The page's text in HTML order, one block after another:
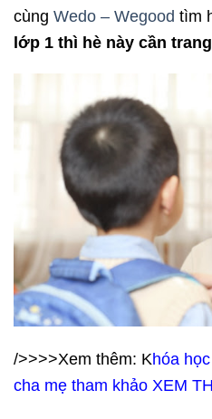
cùng Wedo – Wegood tìm
lớp 1 thì hè này cần
/>>>>Xem thêm: Khóa
cha mẹ tham khảo XEM